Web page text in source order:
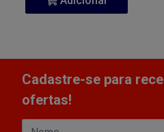
Cadastre-se para
ofertas!